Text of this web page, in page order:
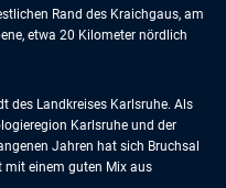
Rand des Kraichgaus, am
etwa 20 Kilometer nördlich
des Landkreises Karlsruhe. Als
Karlsruhe und der
Jahren hat sich Bruchsal
einem guten Mix aus